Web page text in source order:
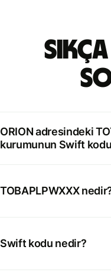
ORION adresindeki
kurumunun Swift
TOBAPLPWXXX
Swift kodu nedir?